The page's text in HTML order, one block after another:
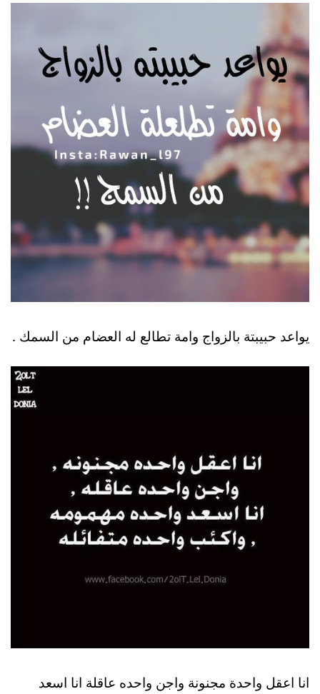
يواعد حبيبتة بالزواج وامة تطالع له العضام من السمك .
انا اعقل واحدة مجنونة واجن واحده عاقلة انا اسعد